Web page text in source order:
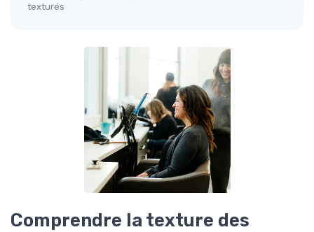
texturés
Comprendre la texture des